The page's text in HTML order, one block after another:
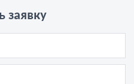
заявку